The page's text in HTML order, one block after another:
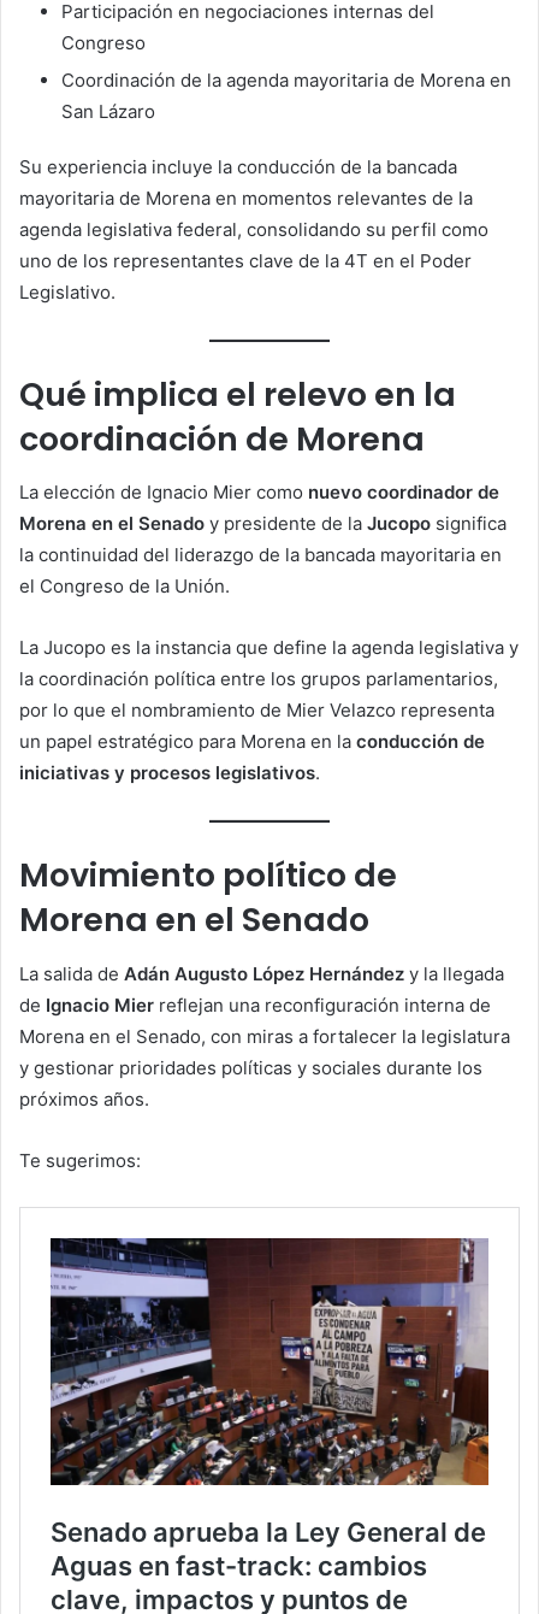
Participación en negociaciones internas del
Congreso
Coordinación de la agenda mayoritaria de Morena en
San Lázaro
Su experiencia incluye la conducción de la bancada
mayoritaria de Morena en momentos relevantes de la
agenda legislativa federal, consolidando su perfil como
uno de los representantes clave de la 4T en el Poder
Legislativo.
Qué implica el relevo en la
coordinación de Morena
La elección de Ignacio Mier como nuevo coordinador de
Morena en el Senado y presidente de la Jucopo significa
la continuidad del liderazgo de la bancada mayoritaria en
el Congreso de la Unión.
La Jucopo es la instancia que define la agenda legislativa y
la coordinación política entre los grupos parlamentarios,
por lo que el nombramiento de Mier Velazco representa
un papel estratégico para Morena en la conducción de
iniciativas y procesos legislativos.
Movimiento político de
Morena en el Senado
La salida de Adán Augusto López Hernández y la llegada
de Ignacio Mier reflejan una reconfiguración interna de
Morena en el Senado, con miras a fortalecer la legislatura
y gestionar prioridades políticas y sociales durante los
próximos años.
Te sugerimos: